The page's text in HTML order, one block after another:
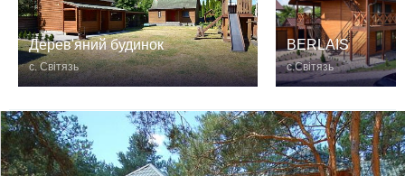
Дерев'яний будинок
с. Світязь
BERLAIS
с.Світязь